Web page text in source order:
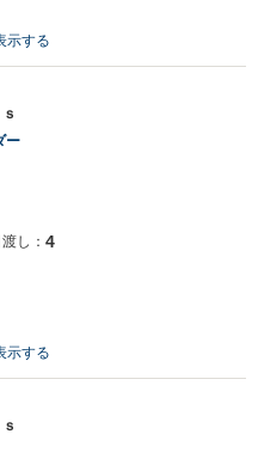
示する
ー
し： 4
示する